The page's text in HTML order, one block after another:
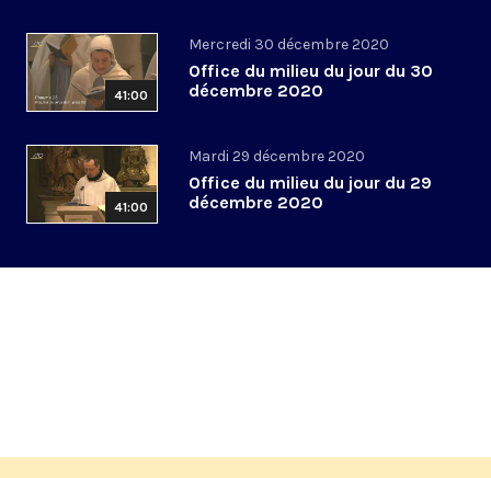
41:00
Mercredi 30 décembre 2020
Office du milieu du jour du 30
décembre 2020
41:00
Mardi 29 décembre 2020
Office du milieu du jour du 29
décembre 2020